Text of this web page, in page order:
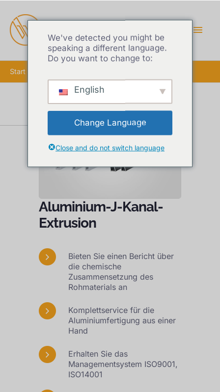
Start
Aluminium-J-Kanal-
Extrusion
Bieten Sie einen Bericht über
die chemische
Zusammensetzung des
Rohmaterials an
Komplettservice für die
Aluminiumfertigung aus einer
Hand
Erhalten Sie das
Managementsystem ISO9001,
ISO14001
We've detected you might be
speaking a different language.
Do you want to change to:
English
Change Language
Close and do not switch language